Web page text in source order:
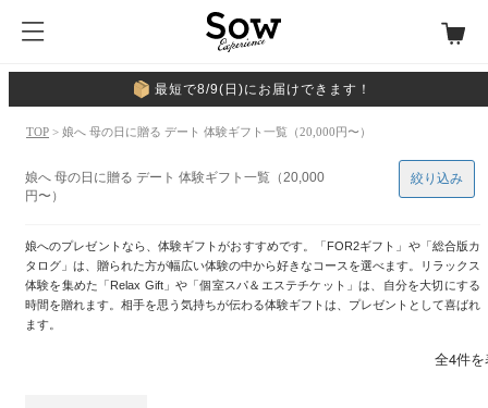
最短で8/9(日)にお届けできます！
TOP > 娘へ 母の日に贈る デート 体験ギフト一覧（20,000円〜）
娘へ 母の日に贈る デート 体験ギフト一覧（20,000
円〜）
娘へのプレゼントなら、体験ギフトがおすすめです。「FOR2ギフト」や「総合版カ
タログ」は、贈られた方が幅広い体験の中から好きなコースを選べます。リラックス
体験を集めた「Relax Gift」や「個室スパ＆エステチケット」は、自分を大切にする
時間を贈れます。相手を思う気持ちが伝わる体験ギフトは、プレゼントとして喜ばれ
ます。
絞り込み
全4件